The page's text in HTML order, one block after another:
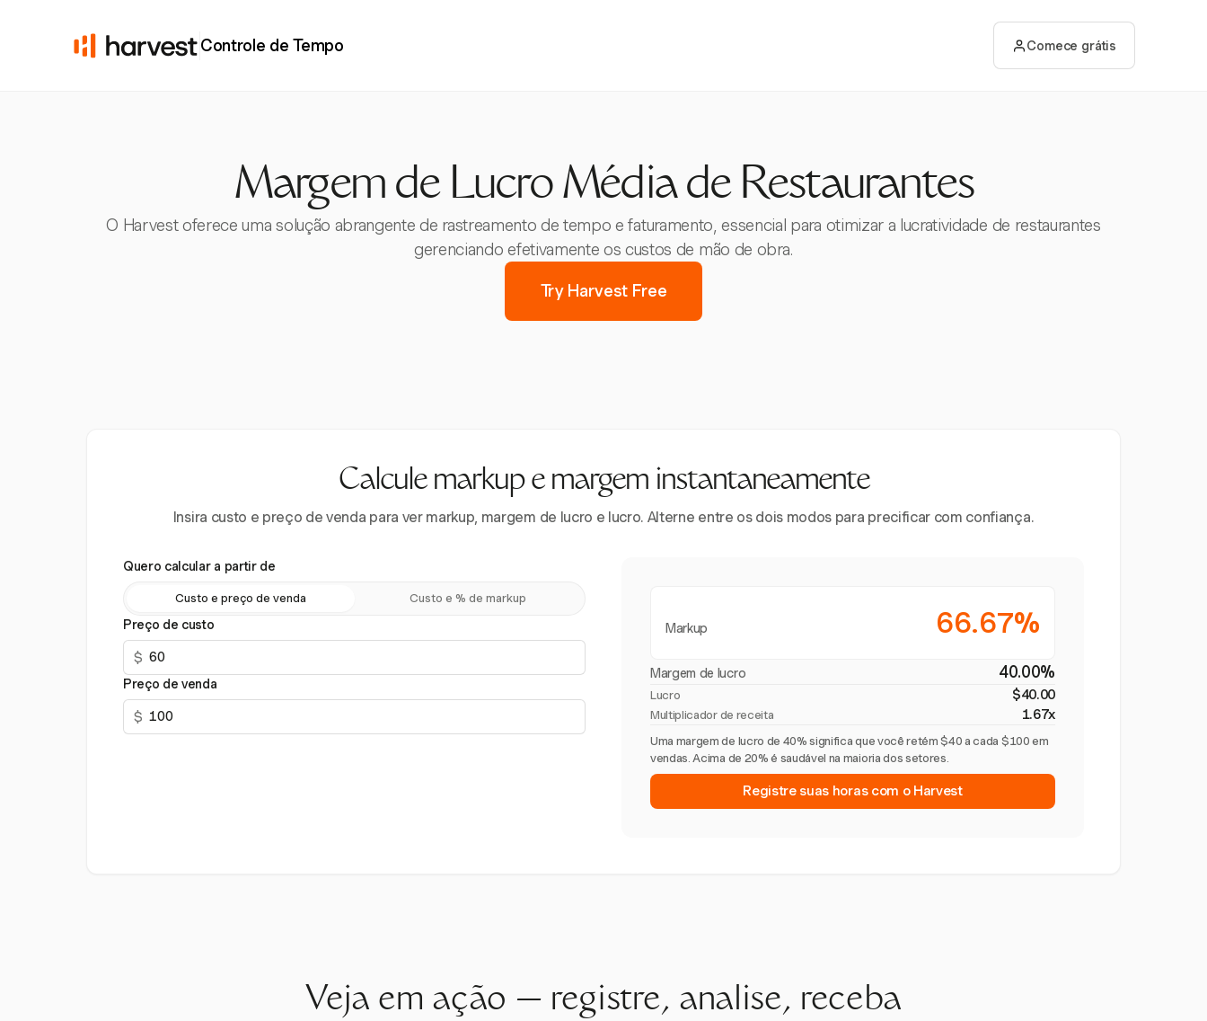
Controle de Tempo Comece grátis
Margem de Lucro Média de Restaurantes
O Harvest oferece uma solução abrangente de rastreamento de tempo e faturamento, essencial para otimizar a lucratividade de restaurantes
gerenciando efetivamente os custos de mão de obra.
Try Harvest Free
Calcule markup e margem instantaneamente
Insira custo e preço de venda para ver markup, margem de lucro e lucro. Alterne entre os dois modos para precificar com confiança.
Quero calcular a partir de
Custo e preço de venda Custo e % de markup
Preço de custo
$
Preço de venda
$
Markup 66.67%
Margem de lucro 40.00%
Lucro $40.00
Multiplicador de receita 1.67x
Uma margem de lucro de 40% significa que você retém $40 a cada $100 em
vendas. Acima de 20% é saudável na maioria dos setores.
Registre suas horas com o Harvest
Veja em ação — registre, analise, receba